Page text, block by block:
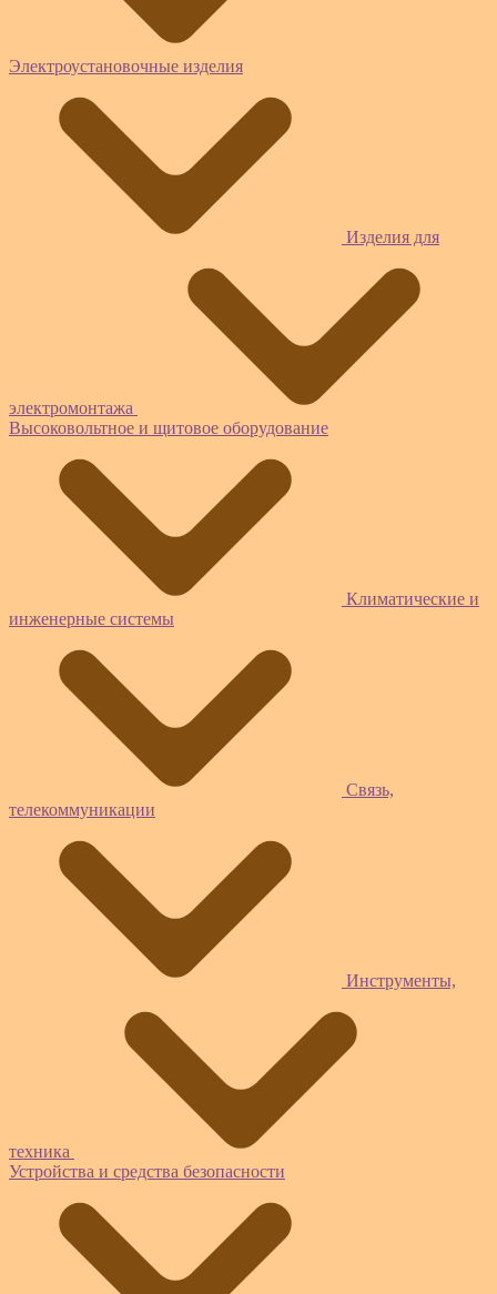
Электроустановочные изделия
Изделия для
электромонтажа
Высоковольтное и щитовое оборудование
Климатические и
инженерные системы
Связь,
телекоммуникации
Инструменты,
техника
Устройства и средства безопасности